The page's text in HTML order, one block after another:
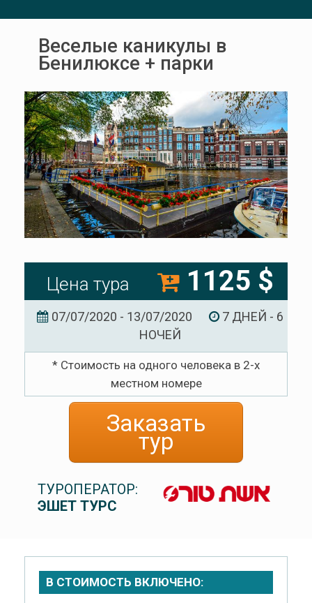
Веселые каникулы в
Бенилюксе + парки
Цена тура 1125 $
07/07/2020 - 13/07/2020
7 ДНЕЙ - 6
НОЧЕЙ
* Стоимость на одного человека в 2-х
местном номере
Заказать
тур
ТУРОПЕРАТОР:
ЭШЕТ ТУРС
В СТОИМОСТЬ ВКЛЮЧЕНО: